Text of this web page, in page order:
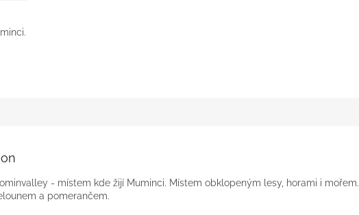
- místem kde žijí Muminci. Místem obklopeným lesy, horami i mořem.
a pomerančem.